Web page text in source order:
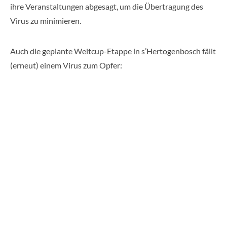
ihre Veranstaltungen abgesagt, um die Übertragung des
Virus zu minimieren.
Auch die geplante Weltcup-Etappe in s’Hertogenbosch fällt
(erneut) einem Virus zum Opfer: